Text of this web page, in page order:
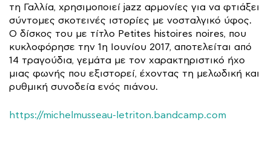
τη Γαλλία, χρησιμοποιεί jazz αρμονίες για να φτιάξει
σύντομες σκοτεινές ιστορίες με νοσταλγικό ύφος.
Ο δίσκος του με τίτλο Petites histoires noires, που
κυκλοφόρησε την 1η Ιουνίου 2017, αποτελείται από
14 τραγούδια, γεμάτα με τον χαρακτηριστικό ήχο
μιας φωνής που εξιστορεί, έχοντας τη μελωδική και
ρυθμική συνοδεία ενός πιάνου.
https://michelmusseau-letriton.bandcamp.com